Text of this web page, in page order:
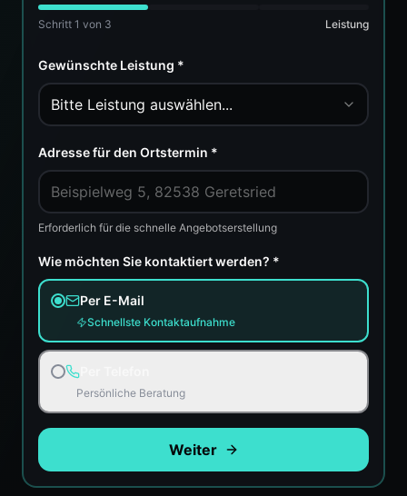
Schritt 1 von 3 Leistung
Gewünschte Leistung *
Bitte Leistung auswählen...
Adresse für den Ortstermin *
Erforderlich für die schnelle Angebotserstellung
Wie möchten Sie kontaktiert werden? *
Per E-Mail
Schnellste Kontaktaufnahme
Persönliche Beratung
Weiter